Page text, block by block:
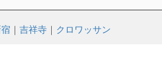
｜ 吉祥寺｜ クロワッサン